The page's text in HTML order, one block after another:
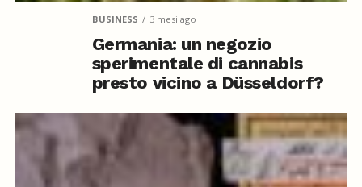
BUSINESS 3 mesi ago
Germania: un negozio
sperimentale di cannabis
presto vicino a Düsseldorf?